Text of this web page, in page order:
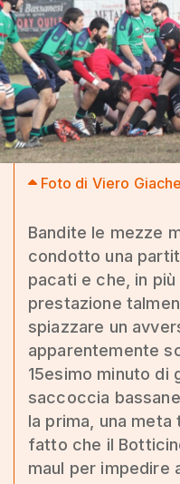
Foto di Viero
Bandite le mezze
condotto una
pacati e che, in
prestazione
spiazzare un
apparentemente
15esimo minuto di
saccoccia
la prima, una
fatto che il
maul per impedire